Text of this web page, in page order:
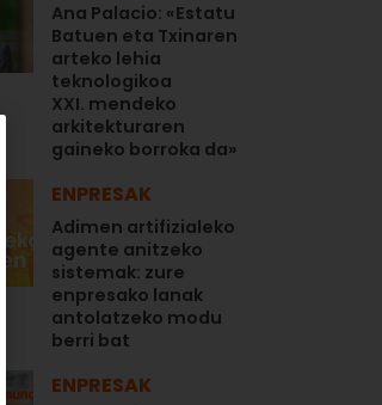
Ana Palacio: «Estatu
Batuen eta Txinaren
arteko lehia
teknologikoa
XXI. mendeko
arkitekturaren
gaineko borroka da»
ENPRESAK
Adimen artifizialeko
agente anitzeko
sistemak: zure
enpresako lanak
antolatzeko modu
berri bat
ENPRESAK